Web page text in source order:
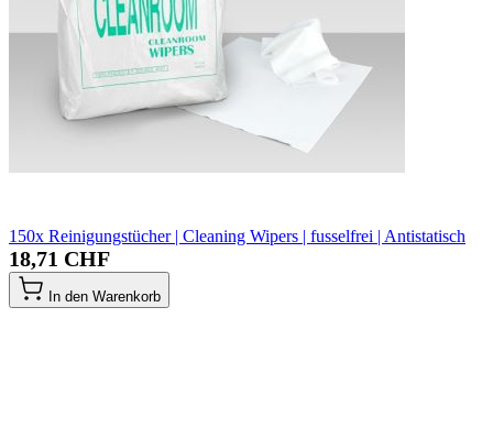
150x Reinigungstücher | Cleaning Wipers | fusselfrei | Antistatisch
18,71 CHF
In den Warenkorb